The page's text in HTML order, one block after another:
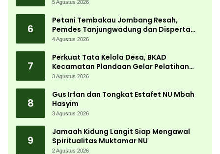
5 Agustus 2026
6
Petani Tembakau Jombang Resah,
Pemdes Tanjungwadung dan Disperta
Bergerak Cepat
4 Agustus 2026
7
Perkuat Tata Kelola Desa, BKAD
Kecamatan Plandaan Gelar Pelatihan
Aparatur Pemdes
3 Agustus 2026
8
Gus Irfan dan Tongkat Estafet NU Mbah
Hasyim
3 Agustus 2026
9
Jamaah Kidung Langit Siap Mengawal
Spiritualitas Muktamar NU
2 Agustus 2026